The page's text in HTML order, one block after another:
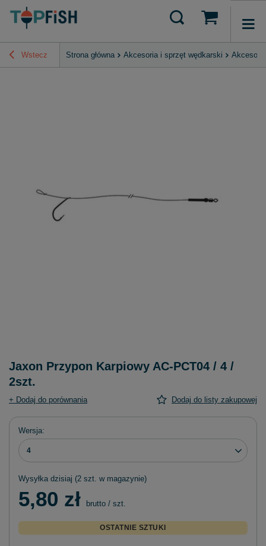
Wstecz Strona główna Akcesoria i sprzęt wędkarski
Jaxon Przypon Karpiowy AC-PCT04 / 4 /
2szt.
+ Dodaj do porównania Dodaj do listy zakupowej
Wersja
4
Wysyłka dzisiaj (2 szt. w magazynie)
5,80 zł brutto / szt.
OSTATNIE SZTUKI